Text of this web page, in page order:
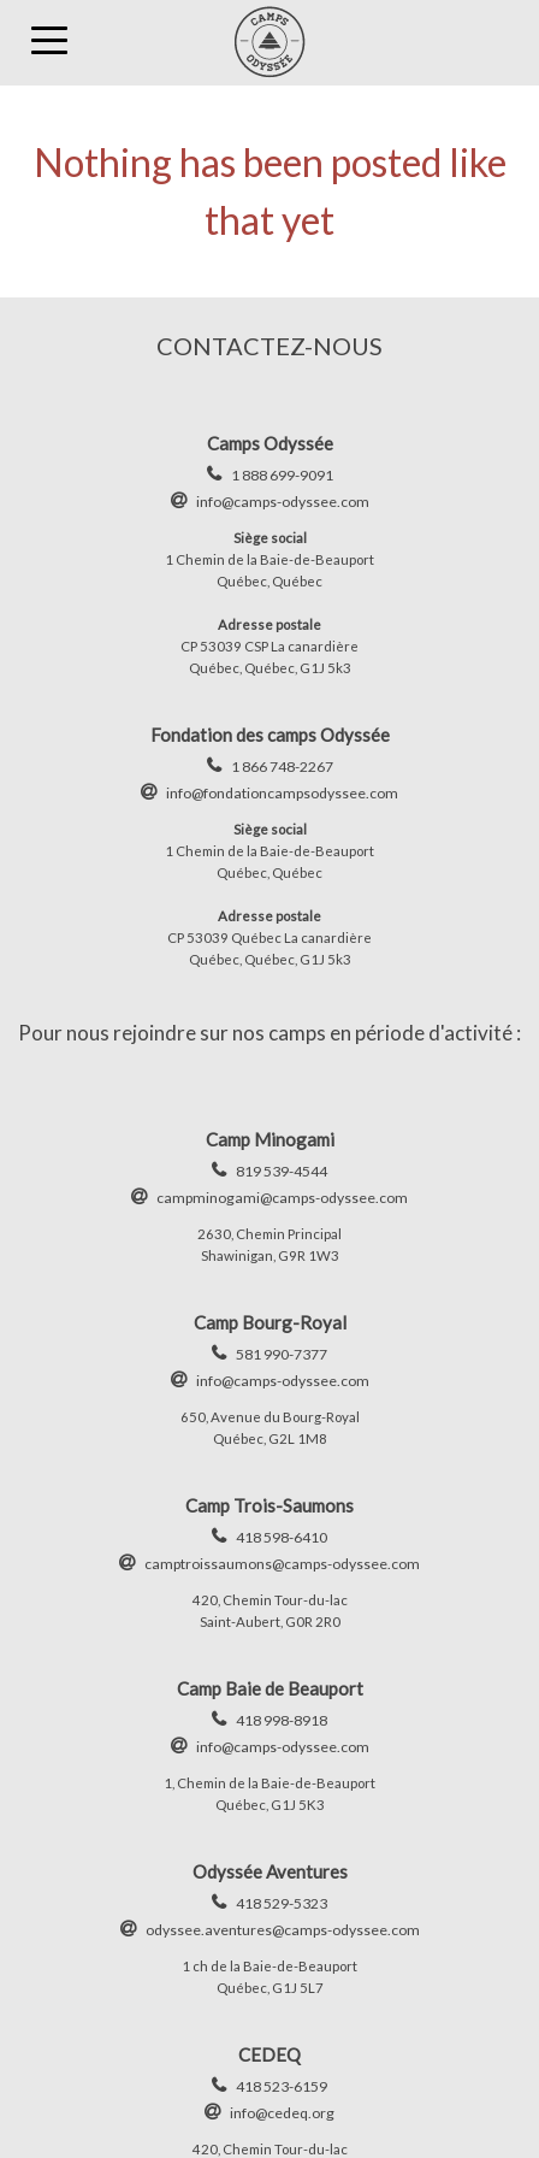
Toggle
Nothing has been posted like
that yet
CONTACTEZ-NOUS
Camps Odyssée
1 888 699-9091
info@camps-odyssee.com
Siège social
1 Chemin de la Baie-de-Beauport
Québec, Québec
Adresse postale
CP 53039 CSP La canardière
Québec, Québec, G1J 5k3
Fondation des camps Odyssée
1 866 748-2267
info@fondationcampsodyssee.com
Siège social
1 Chemin de la Baie-de-Beauport
Québec, Québec
Adresse postale
CP 53039 Québec La canardière
Québec, Québec, G1J 5k3
Pour nous rejoindre sur nos camps en période d'activité :
Camp Minogami
819 539-4544
campminogami@camps-odyssee.com
2630, Chemin Principal
Shawinigan, G9R 1W3
Camp Bourg-Royal
581 990-7377
info@camps-odyssee.com
650, Avenue du Bourg-Royal
Québec, G2L 1M8
Camp Trois-Saumons
418 598-6410
camptroissaumons@camps-odyssee.com
420, Chemin Tour-du-lac
Saint-Aubert, G0R 2R0
Camp Baie de Beauport
418 998-8918
info@camps-odyssee.com
1, Chemin de la Baie-de-Beauport
Québec, G1J 5K3
Odyssée Aventures
418 529-5323
odyssee.aventures@camps-odyssee.com
1 ch de la Baie-de-Beauport
Québec, G1J 5L7
CEDEQ
418 523-6159
info@cedeq.org
420, Chemin Tour-du-lac